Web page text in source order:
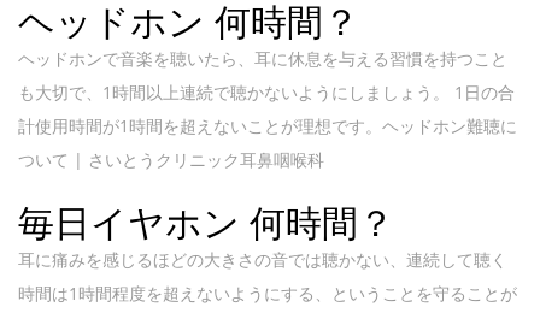
ヘッドホン 何時間？
ヘッドホンで音楽を聴いたら、耳に休息を与える習慣を持つこと
も大切で、1時間以上連続で聴かないようにしましょう。 1日の合
計使用時間が1時間を超えないことが理想です。ヘッドホン難聴に
ついて | さいとうクリニック耳鼻咽喉科
毎日イヤホン 何時間？
耳に痛みを感じるほどの大きさの音では聴かない、連続して聴く
時間は1時間程度を超えないようにする、ということを守ることが